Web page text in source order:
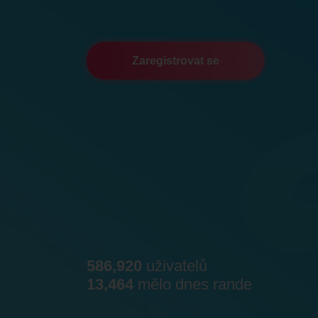
Zaregistrovat se
586,920 uživatelů
13,464 mělo dnes rande